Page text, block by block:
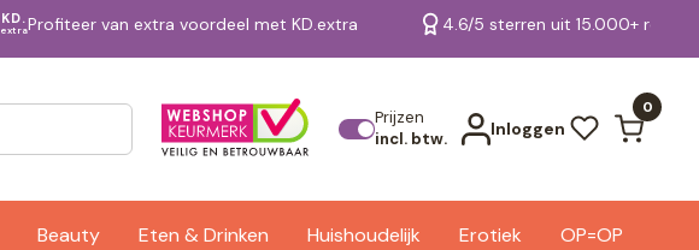
KD.
extraProfiteer van extra voordeel met KD.extra 4.6/5 sterren uit 15.000+
Prijzen
incl. btw.
Inloggen
0
Beauty Eten & Drinken Huishoudelijk Erotiek OP=OP
Bekijk alle resultaten